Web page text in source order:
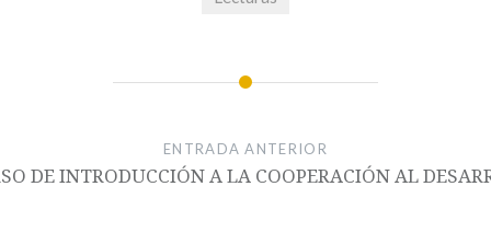
ENTRADA ANTERIOR
DE INTRODUCCIÓN A LA COOPERACIÓN AL